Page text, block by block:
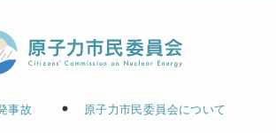
事故 原子力市民委員会について